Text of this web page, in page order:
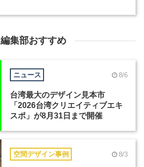
編集部おすすめ
ニュース 8/6
台湾最大のデザイン見本市
「2026台湾クリエイティブエキ
スポ」が8月31日まで開催
空間デザイン事例 8/3